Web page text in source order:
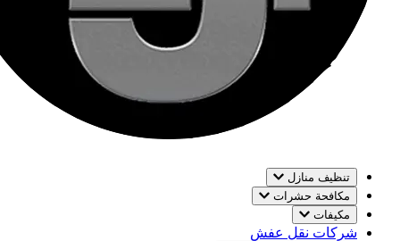
تنظيف منازل
مكافحة حشرات
مكيفات
شركات نقل عفش